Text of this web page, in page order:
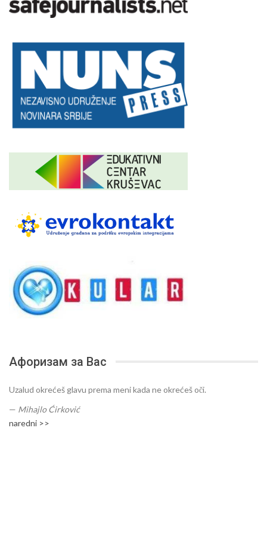
Афоризам за Вас
Uzalud okrećeš glavu prema meni kada ne okrećeš oči.
— Mihajlo Ćirković
naredni >>